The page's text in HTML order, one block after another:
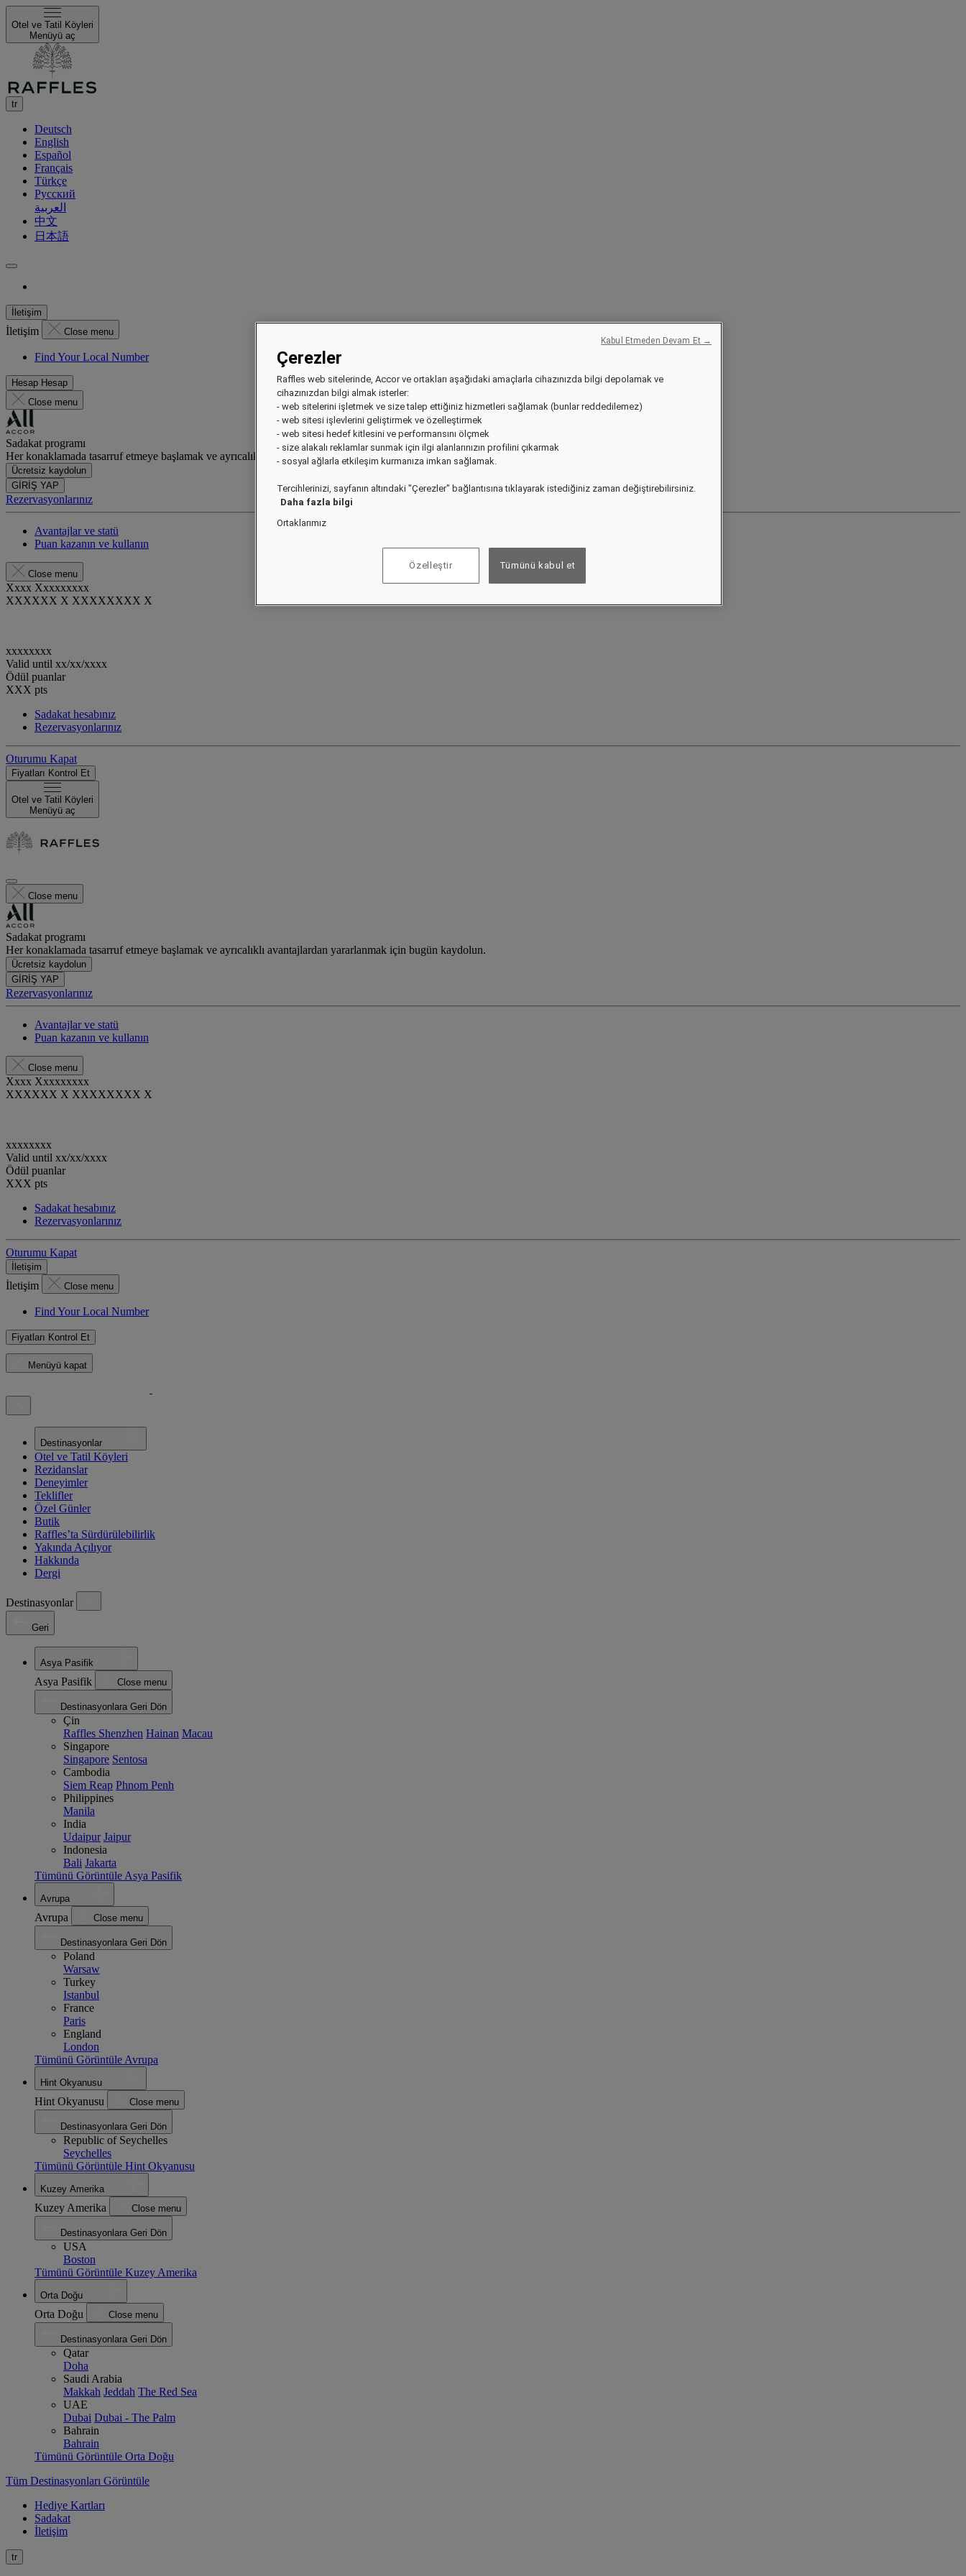
Otel ve Tatil Köyleri
Menüyü aç
tr
Deutsch
English
Español
Français
Türkçe
Русский
العربية
中文
日本語
İletişim
İletişim Close menu
Find Your Local Number
Hesap Hesap
Close menu
Sadakat programı
Her konaklamada tasarruf etmeye başlamak ve ayrıcalıklı avantajlardan yararlanmak için bugün kaydolun.
Ücretsiz kaydolun
GİRİŞ YAP
Rezervasyonlarınız
Avantajlar ve statü
Puan kazanın ve kullanın
Close menu
Xxxx Xxxxxxxxx
XXXXXX X XXXXXXXX X
xxxxxxxx
Valid until xx/xx/xxxx
Ödül puanlar
XXX pts
Sadakat hesabınız
Rezervasyonlarınız
Oturumu Kapat
Fiyatları Kontrol Et
Otel ve Tatil Köyleri
Menüyü aç
Close menu
Sadakat programı
Her konaklamada tasarruf etmeye başlamak ve ayrıcalıklı avantajlardan yararlanmak için bugün kaydolun.
Ücretsiz kaydolun
GİRİŞ YAP
Rezervasyonlarınız
Avantajlar ve statü
Puan kazanın ve kullanın
Close menu
Xxxx Xxxxxxxxx
XXXXXX X XXXXXXXX X
xxxxxxxx
Valid until xx/xx/xxxx
Ödül puanlar
XXX pts
Sadakat hesabınız
Rezervasyonlarınız
Oturumu Kapat
İletişim
İletişim Close menu
Find Your Local Number
Fiyatları Kontrol Et
Menüyü kapat
Destinasyonlar
Otel ve Tatil Köyleri
Rezidanslar
Deneyimler
Teklifler
Özel Günler
Butik
Raffles’ta Sürdürülebilirlik
Yakında Açılıyor
Hakkında
Dergi
Destinasyonlar
Geri
Asya Pasifik
Asya Pasifik Close menu
Destinasyonlara Geri Dön
Çin
Raffles Shenzhen Hainan Macau
Singapore
Singapore Sentosa
Cambodia
Siem Reap Phnom Penh
Philippines
Manila
India
Udaipur Jaipur
Indonesia
Bali Jakarta
Tümünü Görüntüle Asya Pasifik
Avrupa
Avrupa Close menu
Destinasyonlara Geri Dön
Poland
Warsaw
Turkey
Istanbul
France
Paris
England
London
Tümünü Görüntüle Avrupa
Hint Okyanusu
Hint Okyanusu Close menu
Destinasyonlara Geri Dön
Republic of Seychelles
Seychelles
Tümünü Görüntüle Hint Okyanusu
Kuzey Amerika
Kuzey Amerika Close menu
Destinasyonlara Geri Dön
USA
Boston
Tümünü Görüntüle Kuzey Amerika
Orta Doğu
Orta Doğu Close menu
Destinasyonlara Geri Dön
Qatar
Doha
Saudi Arabia
Makkah Jeddah The Red Sea
UAE
Dubai Dubai - The Palm
Bahrain
Bahrain
Tümünü Görüntüle Orta Doğu
Tüm Destinasyonları Görüntüle
Hediye Kartları
Sadakat
İletişim
tr
Çerezler
Raffles web sitelerinde, Accor ve ortakları aşağıdaki amaçlarla cihazınızda bilgi depolamak ve
cihazınızdan bilgi almak isterler:
- web sitelerini işletmek ve size talep ettiğiniz hizmetleri sağlamak (bunlar reddedilemez)
- web sitesi işlevlerini geliştirmek ve özelleştirmek
- web sitesi hedef kitlesini ve performansını ölçmek
- size alakalı reklamlar sunmak için ilgi alanlarınızın profilini çıkarmak
- sosyal ağlarla etkileşim kurmanıza imkan sağlamak.
Tercihlerinizi, sayfanın altındaki "Çerezler" bağlantısına tıklayarak istediğiniz zaman değiştirebilirsiniz.
Daha fazla bilgi
Ortaklarımız
Özelleştir Tümünü kabul et
Kabul Etmeden Devam Et →